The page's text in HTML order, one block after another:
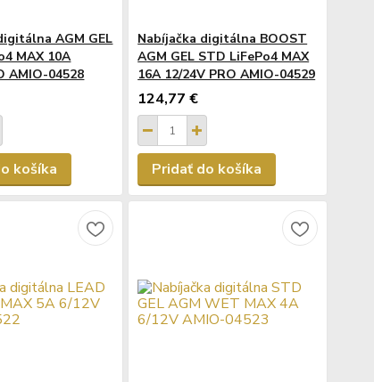
AGM GEL
MAX 10A
AMIO-04528
košíka
Nabíjačka digitálna BOOST
AGM GEL STD LiFePo4 MAX
16A 12/24V PRO AMIO-04529
124,77 €
Pridať do košíka